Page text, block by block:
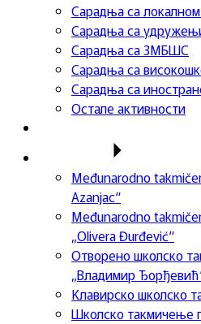
Сарадња са
Сарадња са
Сарадња са ЗМБШС
Сарадња са
Сарадња са
Остале активности
Međunarodno
Azanjac“
Međunarodno
„Olivera Đurđević“
Отворено школско
„Владимир
Клавирско школско
Школско такмичење